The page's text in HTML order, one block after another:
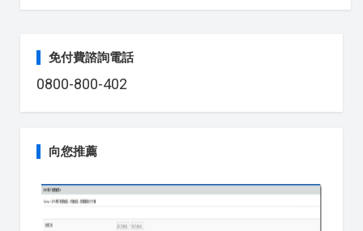
免付費諮詢電話
0800-800-402
向您推薦